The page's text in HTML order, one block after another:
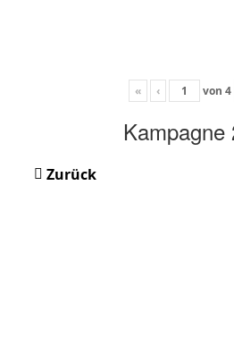
« ‹ von 4
Kampagne
Zurück